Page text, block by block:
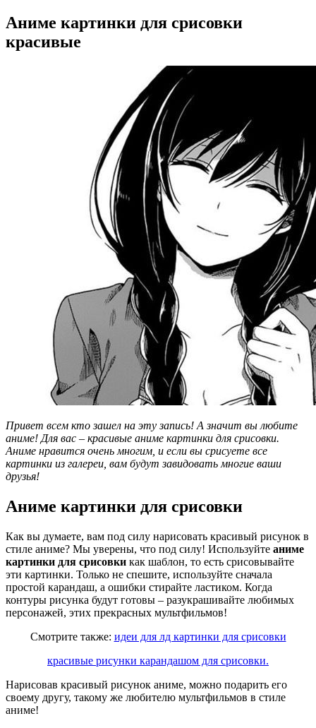
Аниме картинки для срисовки
красивые
Привет всем кто зашел на эту запись! А значит вы любите
аниме! Для вас – красивые аниме картинки для срисовки.
Аниме нравится очень многим, и если вы срисуете все
картинки из галереи, вам будут завидовать многие ваши
друзья!
Аниме картинки для срисовки
Как вы думаете, вам под силу нарисовать красивый рисунок в
стиле аниме? Мы уверены, что под силу! Используйте аниме
картинки для срисовки как шаблон, то есть срисовывайте
эти картинки. Только не спешите, используйте сначала
простой карандаш, а ошибки стирайте ластиком. Когда
контуры рисунка будут готовы – разукрашивайте любимых
персонажей, этих прекрасных мультфильмов!
Смотрите также: идеи для лд картинки для срисовки
красивые рисунки карандашом для срисовки.
Нарисовав красивый рисунок аниме, можно подарить его
своему другу, такому же любителю мультфильмов в стиле
аниме!